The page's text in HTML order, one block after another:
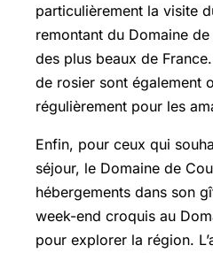
particulièrement la visite
remontant du Domaine
des plus beaux de
de rosier sont également
régulièrement pour les
Enfin, pour ceux qui
séjour, le Domaine de
hébergements dans son
week-end croquis au
pour explorer la région.